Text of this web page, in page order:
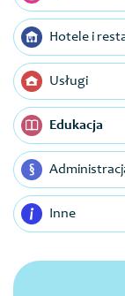
Hotele i
Usługi
Edukacja
Inne